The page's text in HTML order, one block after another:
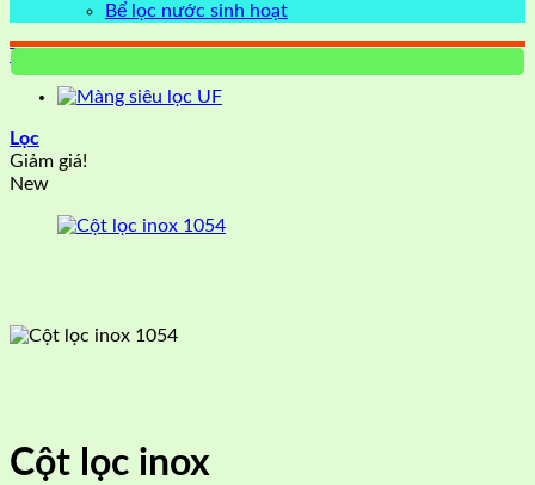
Bể lọc nước sinh hoạt
Trang chủ
Lọc
Giảm giá!
New
Cột lọc inox